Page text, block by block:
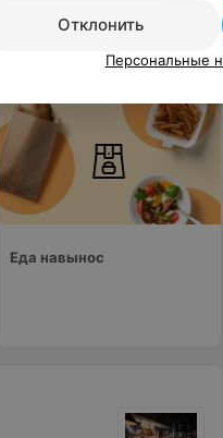
Еда навынос
Отклонить
Персональные